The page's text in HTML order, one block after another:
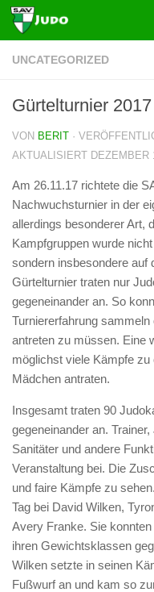
Zum Inhalt springen
UNCATEGORIZED
Gürtelturnier 2017
VON BERIT ·
AKTUALISIERT DEZEMBER
Am 26.11.17 richtete die
Nachwuchsturnier in der
allerdings besonderer Art,
Kampfgruppen wurde
sondern insbesondere auf
Gürtelturnier traten nur
gegeneinander an. So
Turniererfahrung
antreten zu müssen. Eine
möglichst viele Kämpfe
Mädchen antraten.
Insgesamt traten 90
gegeneinander an.
Sanitäter und andere
Veranstaltung bei. Die
und faire Kämpfe zu
Tag bei David Wilken,
Avery Franke. Sie
ihren Gewichtsklassen
Wilken setzte in seinen
Fußwurf an und kam so